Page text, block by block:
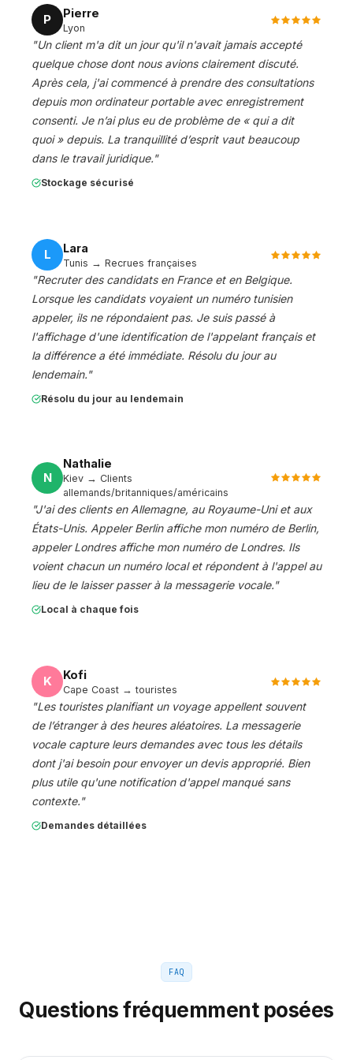
P Pierre
Lyon
"Un client m'a dit un jour qu'il n'avait jamais accepté
quelque chose dont nous avions clairement discuté.
Après cela, j'ai commencé à prendre des consultations
depuis mon ordinateur portable avec enregistrement
consenti. Je n’ai plus eu de problème de « qui a dit
quoi » depuis. La tranquillité d’esprit vaut beaucoup
dans le travail juridique."
Stockage sécurisé
L Lara
Tunis → Recrues françaises
"Recruter des candidats en France et en Belgique.
Lorsque les candidats voyaient un numéro tunisien
appeler, ils ne répondaient pas. Je suis passé à
l'affichage d'une identification de l'appelant français et
la différence a été immédiate. Résolu du jour au
lendemain."
Résolu du jour au lendemain
N
Nathalie
Kiev → Clients
allemands/britanniques/américains
"J'ai des clients en Allemagne, au Royaume-Uni et aux
États-Unis. Appeler Berlin affiche mon numéro de Berlin,
appeler Londres affiche mon numéro de Londres. Ils
voient chacun un numéro local et répondent à l'appel au
lieu de le laisser passer à la messagerie vocale."
Local à chaque fois
K Kofi
Cape Coast → touristes
"Les touristes planifiant un voyage appellent souvent
de l’étranger à des heures aléatoires. La messagerie
vocale capture leurs demandes avec tous les détails
dont j'ai besoin pour envoyer un devis approprié. Bien
plus utile qu'une notification d'appel manqué sans
contexte."
Demandes détaillées
FAQ
Questions fréquemment posées